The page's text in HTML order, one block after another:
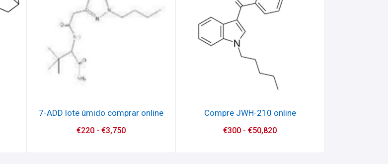
7-ADD lote úmido comprar online
€220- €3,750
Compre JWH-210 online
€300 -€50,820